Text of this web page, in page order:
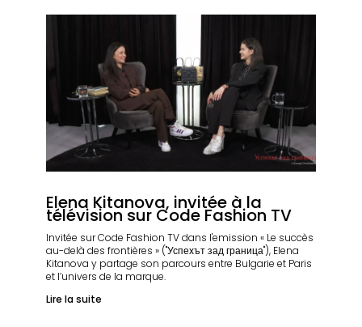
Elena Kitanova, invitée à la
télévision sur Code Fashion TV
Invitée sur Code Fashion TV dans l'emission « Le succès
au-delà des frontières » ("Успехът зад граница"), Elena
Kitanova y partage son parcours entre Bulgarie et Paris
et l’univers de la marque.
Lire la suite